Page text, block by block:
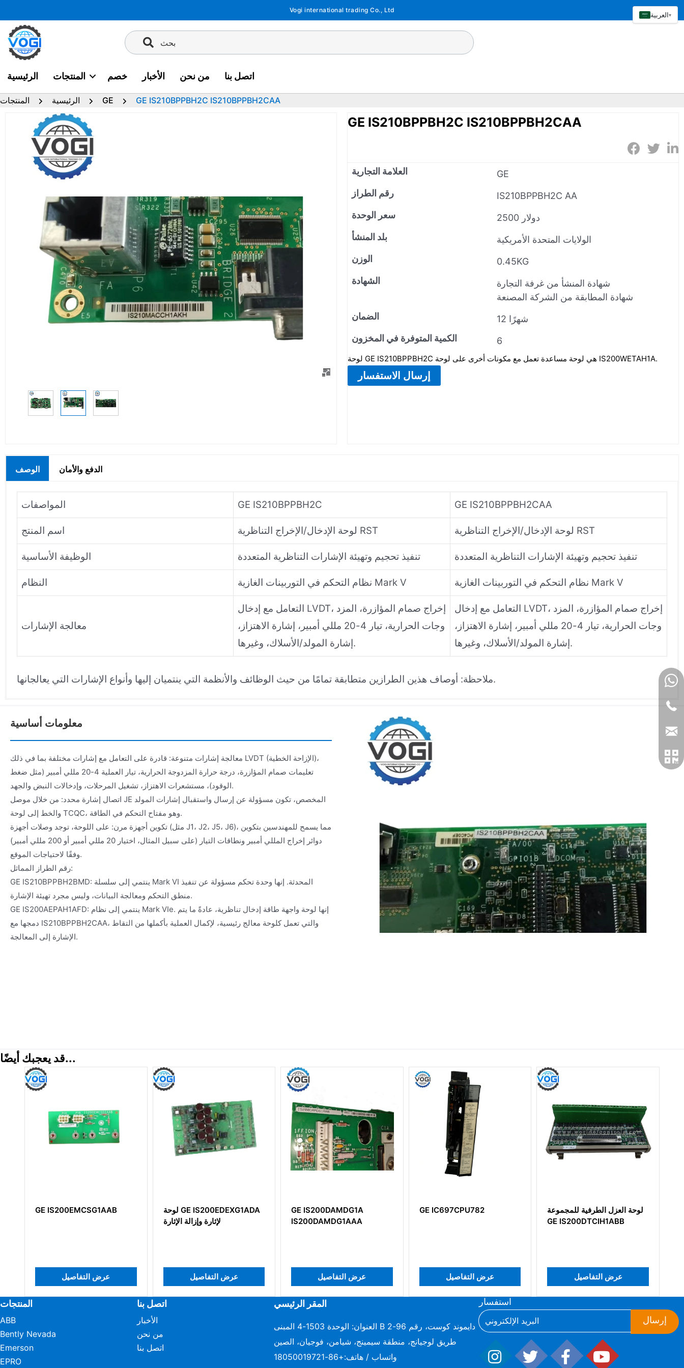
إلى
المحتوى
Vogi international trading Co., Ltd
بحث
الرئيسية المنتجات خصم الأخبار من نحن اتصل بنا
الرئيسية المنتجات GE GE IS210BPPBH2C IS210BPPBH2CAA
GE IS210BPPBH2C IS210BPPBH2CAA
العلامة التجارية
GE
رقم الطراز
IS210BPPBH2C AA
سعر الوحدة
2500 دولار
بلد المنشأ
الولايات المتحدة الأمريكية
الوزن
0.45KG
الشهادة
شهادة المنشأ من غرفة التجارة
شهادة المطابقة من الشركة المصنعة
الضمان
12 شهرًا
الكمية المتوفرة في المخزون
6
لوحة GE IS210BPPBH2C هي لوحة مساعدة تعمل مع مكونات أخرى على لوحة IS200WETAH1A.
إرسال الاستفسار
الوصف الدفع والأمان
المواصفات GE IS210BPPBH2C GE IS210BPPBH2CAA
اسم المنتج لوحة الإدخال/الإخراج التناظرية RST لوحة الإدخال/الإخراج التناظرية RST
الوظيفة الأساسية تنفيذ تحجيم وتهيئة الإشارات التناظرية المتعددة تنفيذ تحجيم وتهيئة الإشارات التناظرية المتعددة
النظام نظام التحكم في التوربينات الغازية Mark V نظام التحكم في التوربينات الغازية Mark V
معالجة الإشارات
التعامل مع إدخال LVDT، إخراج صمام المؤازرة، المزد
وجات الحرارية، تيار 4-20 مللي أمبير، إشارة الاهتزاز،
إشارة المولد/الأسلاك، وغيرها.
التعامل مع إدخال LVDT، إخراج صمام المؤازرة، المزد
وجات الحرارية، تيار 4-20 مللي أمبير، إشارة الاهتزاز،
إشارة المولد/الأسلاك، وغيرها.
ملاحظة: أوصاف هذين الطرازين متطابقة تمامًا من حيث الوظائف والأنظمة التي ينتميان إليها وأنواع الإشارات التي يعالجانها.
معلومات أساسية
معالجة إشارات متنوعة: قادرة على التعامل مع إشارات مختلفة بما في ذلك LVDT (الإزاحة الخطية)،
تعليمات صمام المؤازرة، درجة حرارة المزدوجة الحرارية، تيار العملية 4-20 مللي أمبير (مثل ضغط
الوقود)، مستشعرات الاهتزاز، تشغيل المرحلات، وإدخالات النبض والجهد.
اتصال إشارة محدد: من خلال موصل JE المخصص، تكون مسؤولة عن إرسال واستقبال إشارات المولد
والخط إلى لوحة TCQC، وهو مفتاح التحكم في الطاقة.
تكوين أجهزة مرن: على اللوحة، توجد وصلات أجهزة (مثل J1، J2، J5، J6)، مما يسمح للمهندسين بتكوين
دوائر إخراج المللي أمبير ونطاقات التيار (على سبيل المثال، اختيار 20 مللي أمبير أو 200 مللي أمبير)
وفقًا لاحتياجات الموقع.
رقم الطراز المماثل:
GE IS210BPPBH2BMD: ينتمي إلى سلسلة Mark VI المحدثة. إنها وحدة تحكم مسؤولة عن تنفيذ
منطق التحكم ومعالجة البيانات، وليس مجرد تهيئة الإشارة.
GE IS200AEPAH1AFD: ينتمي إلى نظام Mark VIe. إنها لوحة واجهة طاقة إدخال تناظرية، عادةً ما يتم
دمجها مع IS210BPPBH2CAA، والتي تعمل كلوحة معالج رئيسية، لإكمال العملية بأكملها من التقاط
الإشارة إلى المعالجة.
قد يعجبك أيضًا...
لوحة GE IS200EDEXG1ADA
عرض التفاصيل
GE IS200DAMDG1A
IS200DAMDG1AAA
عرض التفاصيل
GE IC697CPU782
عرض التفاصيل
لوحة العزل الطرفية للمجموعة
عرض التفاصيل
مضخم نبضة البوابة GE
IS200EHPAG1DAB
عرض التفاصيل
المنتجات
ABB
Bently Nevada
Emerson
EPRO
اتصل بنا
الأخبار
من نحن
اتصل بنا
المقر الرئيسي
العنوان: الوحدة 1503-4 المبنى B دايموند كوست، رقم 96-2
طريق لوجيانج، منطقة سيمينج، شيامن، فوجيان، الصين
واتساب / هاتف:+86-18050019721
استفسار
إرسال
العربية▾